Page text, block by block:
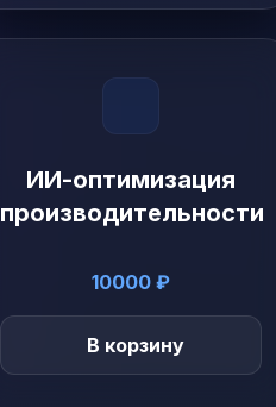
ИИ-оптимизация
производительности
10000 ₽
В корзину